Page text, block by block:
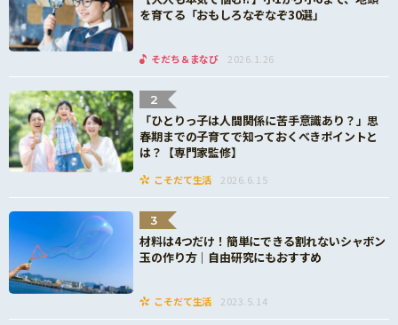
を育てる「おもしろなぞなぞ30選」
そだち＆まなび 2026.1.26
2
「ひとりっ子は人間関係に苦手意識あり？」思
春期までの子育てで知っておくべきポイントと
は？【専門家監修】
こそだて生活 2026.6.15
3
材料は4つだけ！簡単にできる割れないシャボン
玉の作り方｜自由研究にもおすすめ
こそだて生活 2023.5.14